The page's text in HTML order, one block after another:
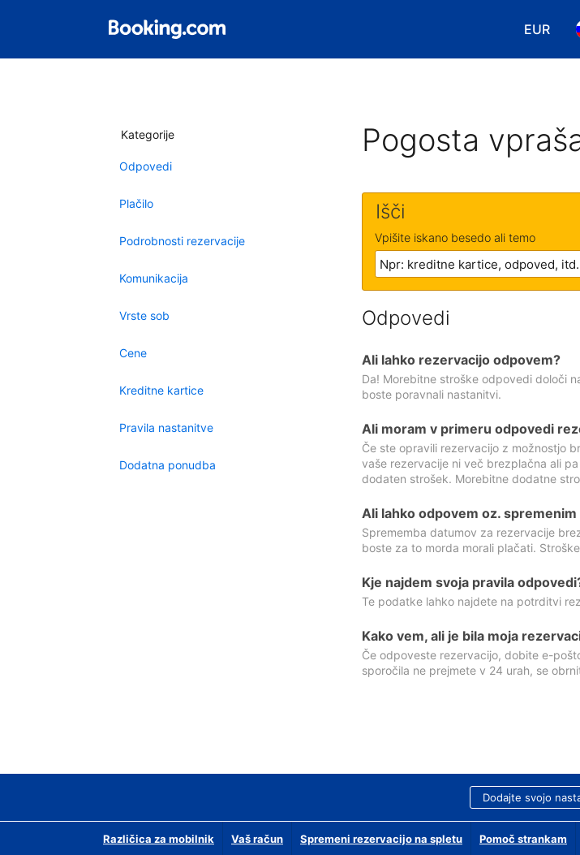
EUR
Izbira
Kategorije
Odpovedi
Plačilo
Podrobnosti rezervacije
Komunikacija
Vrste sob
Cene
Kreditne kartice
Pravila nastanitve
Dodatna ponudba
Pogosta
Išči
Vpišite iskano besedo ali temo
Odpovedi
Ali lahko rezervacijo odpovem?
Da! Morebitne stroške odpovedi določi
boste poravnali nastanitvi.
Ali moram v primeru odpovedi
Če ste opravili rezervacijo z možnostjo
vaše rezervacije ni več brezplačna ali
dodaten strošek. Morebitne dodatne
Ali lahko odpovem oz.
Sprememba datumov za rezervacije
boste za to morda morali plačati.
Kje najdem svoja pravila
Te podatke lahko najdete na potrditvi
Kako vem, ali je bila moja
Če odpoveste rezervacijo, dobite e-
sporočila ne prejmete v 24 urah, se
Dodajte svojo
Različica za mobilnik Vaš račun Spremeni rezervacijo na spletu Pomoč strankam